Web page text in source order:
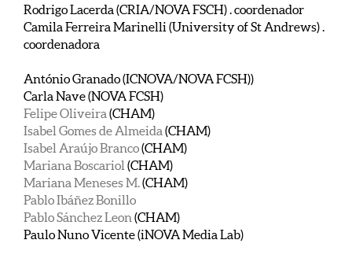
Rodrigo Lacerda (CRIA/NOVA FSCH) . coordenador
Camila Ferreira Marinelli (University of St Andrews) .
coordenadora
António Granado (ICNOVA/NOVA FCSH))
Carla Nave (NOVA FCSH)
Felipe Oliveira (CHAM)
Isabel Gomes de Almeida (CHAM)
Isabel Araújo Branco(CHAM)
Mariana Boscariol (CHAM)
Mariana Meneses M.(CHAM)
Pablo Ibáñez Bonillo
Pablo Sánchez Leon (CHAM)
Paulo Nuno Vicente (iNOVA Media Lab)